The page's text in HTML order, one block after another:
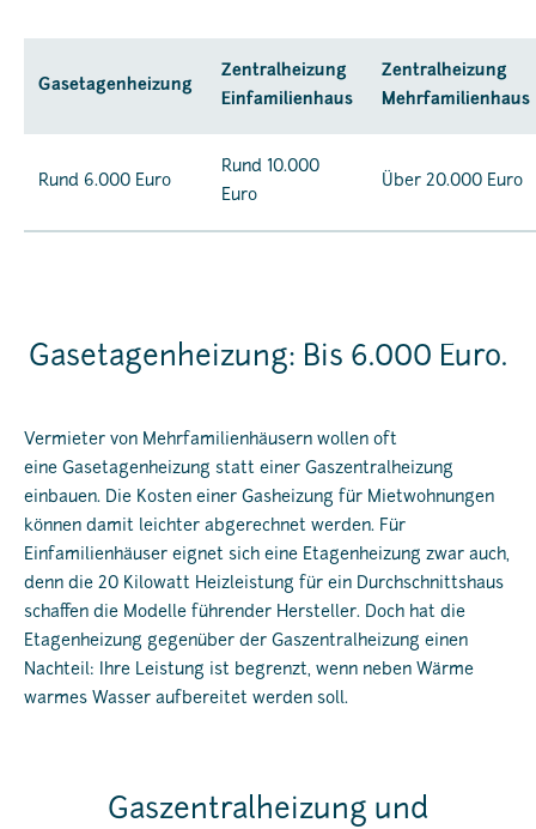
Gasetagenheizung
Zentralheizung
Einfamilienhaus
Zentralheizung
Mehrfamilienhaus
Rund 6.000 Euro
Rund 10.000
Euro
Über 20.000 Euro
Gasetagenheizung: Bis 6.000 Euro.
Vermieter von Mehrfamilienhäusern wollen oft
eine Gasetagenheizung statt einer Gaszentralheizung
einbauen. Die Kosten einer Gasheizung für Mietwohnungen
können damit leichter abgerechnet werden. Für
Einfamilienhäuser eignet sich eine Etagenheizung zwar auch,
denn die 20 Kilowatt Heizleistung für ein Durchschnittshaus
schaffen die Modelle führender Hersteller. Doch hat die
Etagenheizung gegenüber der Gaszentralheizung einen
Nachteil: Ihre Leistung ist begrenzt, wenn neben Wärme
warmes Wasser aufbereitet werden soll.
Gaszentralheizung und